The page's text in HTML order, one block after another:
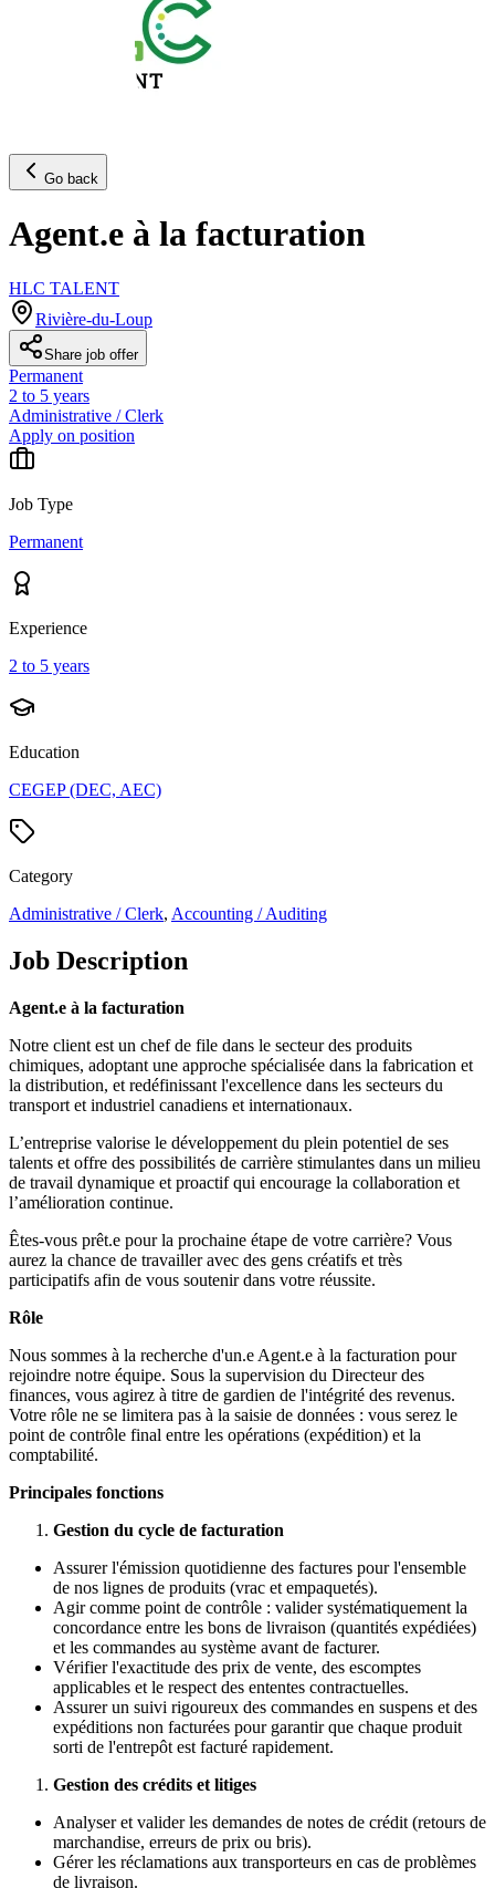
Go back
Agent.e à la facturation
HLC TALENT
Rivière-du-Loup
Share job offer
Permanent
2 to 5 years
Administrative / Clerk
Apply on position
Job Type
Permanent
Experience
2 to 5 years
Education
CEGEP (DEC, AEC)
Category
Administrative / Clerk, Accounting / Auditing
Job Description
Agent.e à la facturation
Notre client est un chef de file dans le secteur des produits
chimiques, adoptant une approche spécialisée dans la fabrication et
la distribution, et redéfinissant l'excellence dans les secteurs du
transport et industriel canadiens et internationaux.
L’entreprise valorise le développement du plein potentiel de ses
talents et offre des possibilités de carrière stimulantes dans un milieu
de travail dynamique et proactif qui encourage la collaboration et
l’amélioration continue.
Êtes-vous prêt.e pour la prochaine étape de votre carrière? Vous
aurez la chance de travailler avec des gens créatifs et très
participatifs afin de vous soutenir dans votre réussite.
Rôle
Nous sommes à la recherche d'un.e Agent.e à la facturation pour
rejoindre notre équipe. Sous la supervision du Directeur des
finances, vous agirez à titre de gardien de l'intégrité des revenus.
Votre rôle ne se limitera pas à la saisie de données : vous serez le
point de contrôle final entre les opérations (expédition) et la
comptabilité.
Principales fonctions
Gestion du cycle de facturation
Assurer l'émission quotidienne des factures pour l'ensemble
de nos lignes de produits (vrac et empaquetés).
Agir comme point de contrôle : valider systématiquement la
concordance entre les bons de livraison (quantités expédiées)
et les commandes au système avant de facturer.
Vérifier l'exactitude des prix de vente, des escomptes
applicables et le respect des ententes contractuelles.
Assurer un suivi rigoureux des commandes en suspens et des
expéditions non facturées pour garantir que chaque produit
sorti de l'entrepôt est facturé rapidement.
Gestion des crédits et litiges
Analyser et valider les demandes de notes de crédit (retours de
marchandise, erreurs de prix ou bris).
Gérer les réclamations aux transporteurs en cas de problèmes
de livraison.